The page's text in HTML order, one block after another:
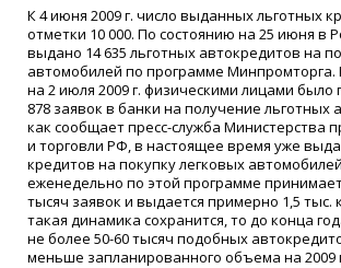
К 4 июня 2009 г. число выданных льготных
отметки 10 000. По состоянию на 25 июня в
выдано 14 635 льготных автокредитов на
автомобилей по программе Минпромторга.
на 2 июля 2009 г. физическими лицами было
878 заявок в банки на получение льготных
как сообщает пресс-служба Министерства
и торговли РФ, в настоящее время уже
кредитов на покупку легковых
еженедельно по этой программе
тысяч заявок и выдается примерно 1,5 тыс.
такая динамика сохранится, то до конца
не более 50-60 тысяч подобных
меньше запланированного объема на 2009